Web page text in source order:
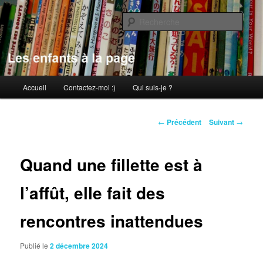
Aller
au
contenu
principalLes enfants à la page
principal
Accueil Contactez-moi :) Qui suis-je ?
Navigation
← Précédent Suivant →
Quand une fillette est à
l’affût, elle fait des
rencontres inattendues
Publié le2 décembre 2024